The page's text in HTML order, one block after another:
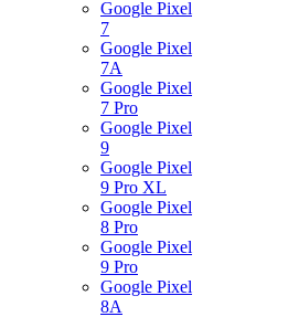
Google Pixel
7
Google Pixel
7А
Google Pixel
7 Pro
Google Pixel
9
Google Pixel
9 Pro XL
Google Pixel
8 Pro
Google Pixel
9 Pro
Google Pixel
8A